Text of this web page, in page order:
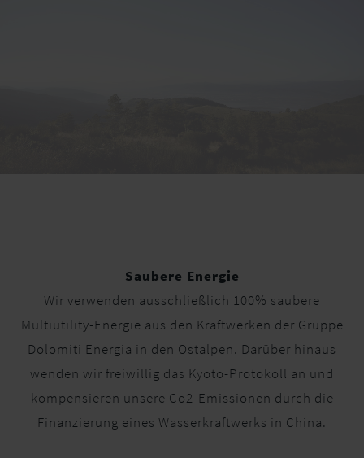
Saubere Energie
Wir verwenden ausschließlich 100% saubere
Multiutility-Energie aus den Kraftwerken der Gruppe
Dolomiti Energia in den Ostalpen. Darüber hinaus
wenden wir freiwillig das Kyoto-Protokoll an und
kompensieren unsere Co2-Emissionen durch die
Finanzierung eines Wasserkraftwerks in China.